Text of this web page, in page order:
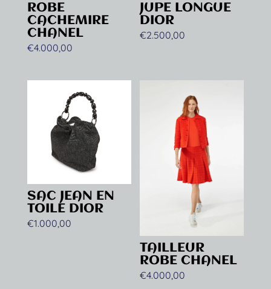
ROBE
CACHEMIRE
CHANEL
€4.000,00
JUPE LONGUE
DIOR
€2.500,00
SAC JEAN EN
TOILE DIOR
€1.000,00
TAILLEUR
ROBE CHANEL
€4.000,00